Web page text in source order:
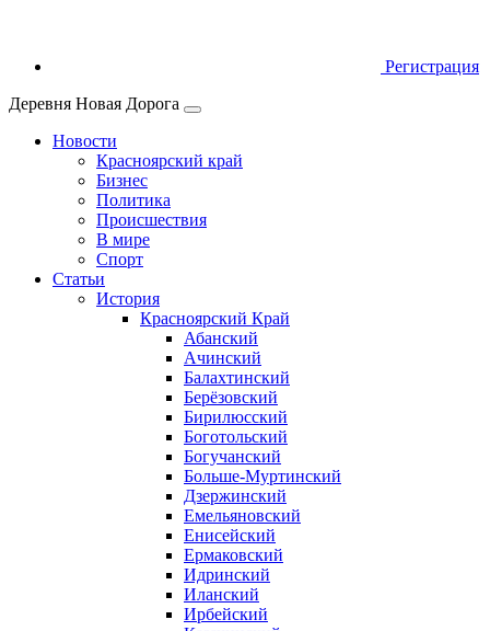
Регистрация
Деревня Новая Дорога
Новости
Красноярский край
Бизнес
Политика
Происшествия
В мире
Спорт
Статьи
История
Красноярский Край
Абанский
Ачинский
Балахтинский
Берёзовский
Бирилюсский
Боготольский
Богучанский
Больше‑Муртинский
Дзержинский
Емельяновский
Енисейский
Ермаковский
Идринский
Иланский
Ирбейский